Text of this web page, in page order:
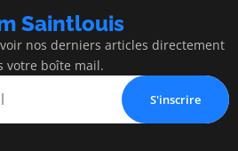
Saintlouis
nos derniers articles directement
votre boîte mail.
S'inscrire